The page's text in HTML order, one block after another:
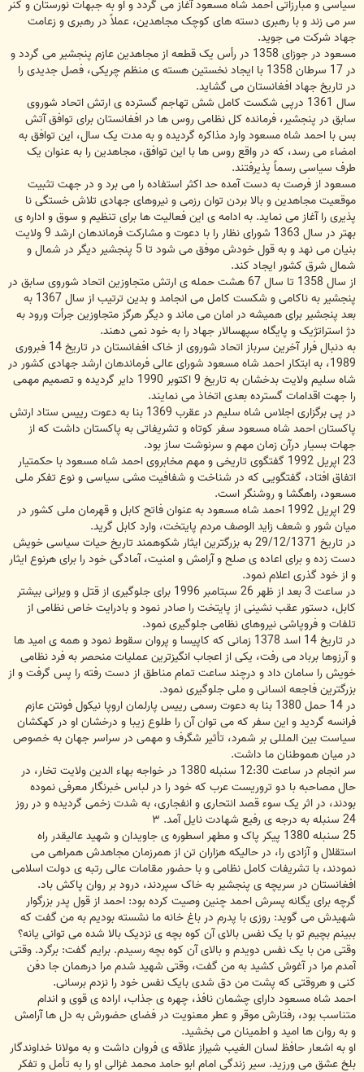
سیاسی و مبارزاتی احمد شاه مسعود آغاز می گردد و او به جبهات نورستان و کنر
سر می زند و با رهبری دسته های کوچک مجاهدین، عملاً در رهبری و زعامت
جهاد شرکت می جوید.
مسعود در جوزای 1358 در رأس یک قطعه از مجاهدین عازم پنجشیر می گردد و
در 17 سرطان 1358 با ایجاد نخستین هسته ی منظم چریکی، فصل جدیدی را
در تاریخ جهاد افغانستان می گشاید.
سال 1361 درپی شکست کامل شش تهاجم گسترده ی ارتش اتحاد شوروی
سابق در پنجشیر، فرمانده کل نظامی روس ها در افغانستان برای توافق آتش
بس با احمد شاه مسعود وارد مذاکره گردیده و به مدت یک سال، این توافق به
امضاء می رسد، که در واقع روس ها با این توافق، مجاهدین را به عنوان یک
طرف سیاسی رسماً پذیرفتند.
مسعود از فرصت به دست آمده حد اکثر استفاده را می برد و در جهت تثبیت
موقعیت مجاهدین و بالا بردن توان رزمی و نیروهای جهادی تلاش خستگی نا
پذیری را آغاز می نماید. به ادامه ی این فعالیت ها برای تنظیم و سوق و اداره ی
بهتر در سال 1363 شورای نظار را با دعوت و مشارکت فرماندهان ارشد 9 ولایت
بنیان می نهد و به قول خودش موفق می شود تا 5 پنجشیر دیگر در شمال و
شمال شرق کشور ایجاد کند.
از سال 1358 تا سال 67 هشت حمله ی ارتش متجاوزین اتحاد شوروی سابق در
پنجشیر به ناکامی و شکست کامل می انجامد و بدین ترتیب از سال 1367 به
بعد پنجشیر برای همیشه در امان می ماند و دیگر هرگز متجاوزین جرأت ورود به
دژ استراتژیک و پایگاه سپهسالار جهاد را به خود نمی دهند.
به دنبال فرار آخرین سرباز اتحاد شوروی از خاک افغانستان در تاریخ 14 فبروری
1989، به ابتکار احمد شاه مسعود شورای عالی فرماندهان ارشد جهادی کشور در
شاه سلیم ولایت بدخشان به تاریخ 9 اکتوبر 1990 دایر گردیده و تصمیم مهمی
را جهت اقدامات گسترده بعدی اتخاذ می نمایند.
در پی برگزاری اجلاس شاه سلیم در عقرب 1369 بنا به دعوت رییس ستاد ارتش
پاکستان احمد شاه مسعود سفر کوتاه و تشریفاتی به پاکستان داشت که از
جهات بسیار درآن زمان مهم و سرنوشت ساز بود.
23 اپریل 1992 گفتگوی تاریخی و مهم مخابروی احمد شاه مسعود با حکمتیار
اتفاق افتاد، گفتگویی که در شناخت و شفافیت مشی سیاسی و نوع تفکر ملی
مسعود، راهگشا و روشنگر است.
29 اپریل 1992 احمد شاه مسعود به عنوان فاتح کابل و قهرمان ملی کشور در
میان شور و شعف زاید الوصف مردم پایتخت، وارد کابل گرید.
در تاریخ 29/12/1371 به بزرگترین ایثار شکوهمند تاریخ حیات سیاسی خویش
دست زده و برای اعاده ی صلح و آرامش و امنیت، آمادگی خود را برای هرنوع ایثار
و از خود گذری اعلام نمود.
در ساعت 3 بعد از ظهر 26 سبتامبر 1996 برای جلوگیری از قتل و ویرانی بیشتر
کابل، دستور عقب نشینی از پایتخت را صادر نمود و بادرایت خاص نظامی از
تلفات و فروپاشی نیروهای نظامی جلوگیری نمود.
در تاریخ 14 اسد 1378 زمانی که کاپیسا و پروان سقوط نمود و همه ی امید ها
و آرزوها برباد می رفت، یکی از اعجاب انگیزترین عملیات منحصر به فرد نظامی
خویش را سامان داد و درچند ساعت تمام مناطق از دست رفته را پس گرفت و از
بزرگترین فاجعه انسانی و ملی جلوگیری نمود.
در 14 حمل 1380 بنا به دعوت رسمی رییس پارلمان اروپا نیکول فونتن عازم
فرانسه گردید و این سفر که می توان آن را طلوع زیبا و درخشان او در کهکشان
سیاست بین المللی بر شمرد، تأثیر شگرف و مهمی در سراسر جهان به خصوص
در میان هموطنان ما داشت.
سر انجام در ساعت 12:30 سنبله 1380 در خواجه بهاء الدین ولایت تخار، در
حال مصاحبه با دو تروریست عرب که خود را در لباس خبرنگار معرفی نموده
بودند، در اثر یک سوء قصد انتحاری و انفجاری، به شدت زخمی گردیده و در روز
24 سنبله به درجه ی رفیع شهادت نایل آمد. ۳
25 سنبله 1380 پیکر پاک و مطهر اسطوره ی جاویدان و شهید عالیقدر راه
استقلال و آزادی را، در حالیکه هزاران تن از همرزمان مجاهدش همراهی می
نمودند، با تشریفات کامل نظامی و با حضور مقامات عالی رتبه ی دولت اسلامی
افغانستان در سریچه ی پنجشیر به خاک سپردند، درود بر روان پاکش باد.
گرچه برای یگانه پسرش احمد چنین وصیت کرده بود: احمد از قول پدر بزرگوار
شهیدش می گوید: روزی با پدرم در باغ خانه ما نشسته بودیم به من گفت که
ببینم بچیم تو با یک نفس بالای آن کوه بچه ی نزدیک بالا شده می توانی یانه؟
وقتی من با یک نفس دویدم و بالای آن کوه بچه رسیدم. برایم گفت: برگرد. وقتی
آمدم مرا در آغوش کشید به من گفت، وقتی شهید شدم مرا درهمان جا دفن
کنی و هروقتی که پشت من دق شدی بایک نفس خود را نزدم برسانی.
احمد شاه مسعود دارای چشمان نافذ، چهره ی جذاب، اراده ی قوی و اندام
متناسب بود، رفتارش موقر و عطر معنویت در فضای حضورش به دل ها آرامش
و به روان ها امید و اطمینان می بخشید.
او به اشعار حافظ لسان الغیب شیراز علاقه ی فروان داشت و به مولانا خداوندگار
بلخ عشق می ورزید. سیر زندگی امام ابو حامد محمد غزالی او را به تأمل و تفکر